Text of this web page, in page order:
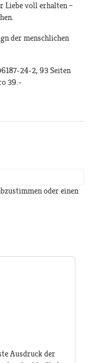
Liebe voll erhalten –
der menschlichen
24-2, 93 Seiten
39.-
oder einen
Ausdruck der